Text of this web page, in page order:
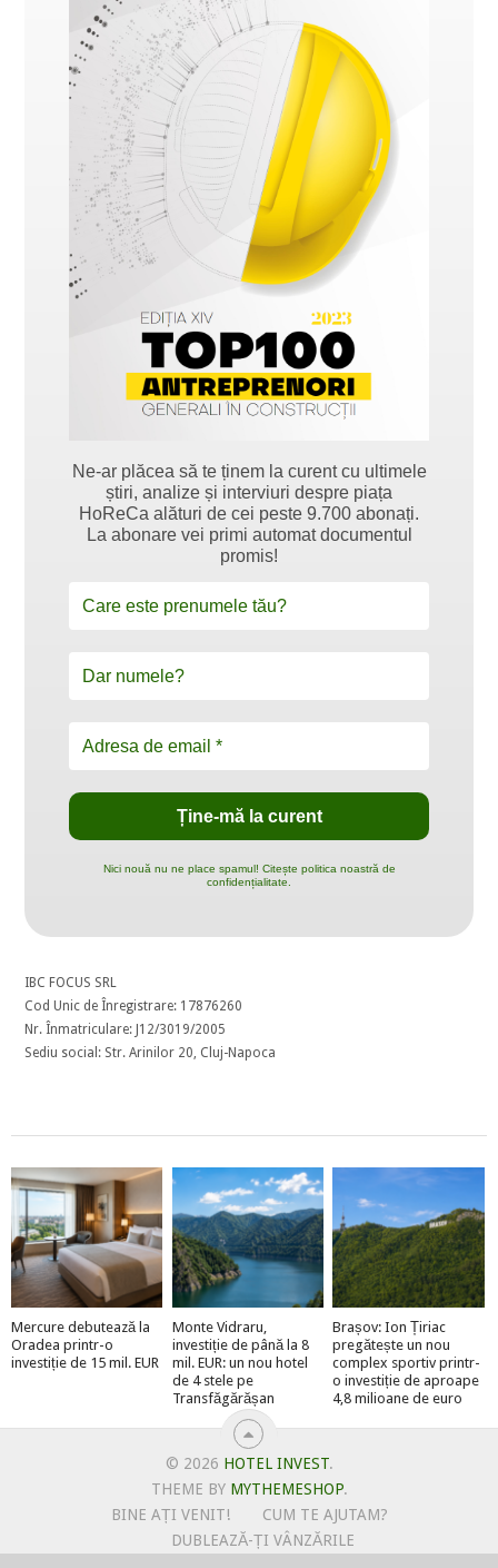
Ne-ar plăcea să te ținem la curent cu ultimele
știri, analize și interviuri despre piața
HoReCa alături de cei peste 9.700 abonați.
La abonare vei primi automat documentul
promis!
Nici nouă nu ne place spamul! Citește politica noastră de
confidențialitate.
IBC FOCUS SRL
Cod Unic de Înregistrare: 17876260
Nr. Înmatriculare: J12/3019/2005
Sediu social: Str. Arinilor 20, Cluj-Napoca
Mercure debutează la
Oradea printr-o
investiție de 15 mil. EUR
Monte Vidraru,
investiție de până la 8
mil. EUR: un nou hotel
de 4 stele pe
Transfăgărășan
Brașov: Ion Țiriac
pregătește un nou
complex sportiv printr-
o investiție de aproape
4,8 milioane de euro
© 2026 HOTEL INVEST.
THEME BY MYTHEMESHOP.
BINE AȚI VENIT!
CUM TE AJUTAM?
DUBLEAZĂ-ȚI VÂNZĂRILE